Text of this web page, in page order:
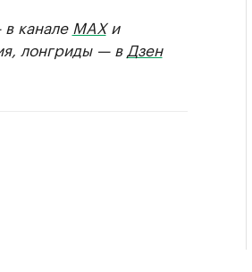
канале MAXи
лонгриды — в Дзен